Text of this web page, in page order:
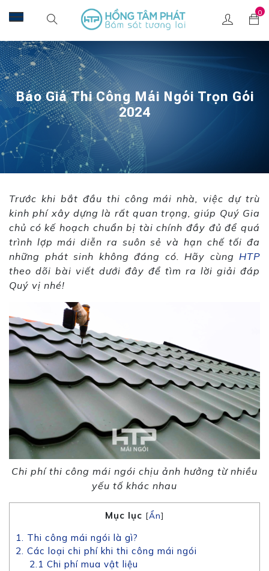
0
Báo Giá Thi Công Mái Ngói Trọn Gói
2024
Trước khi bắt đầu thi công mái nhà, việc dự trù
kinh phí xây dựng là rất quan trọng, giúp Quý Gia
chủ có kế hoạch chuẩn bị tài chính đầy đủ để quá
trình lợp mái diễn ra suôn sẻ và hạn chế tối đa
những phát sinh không đáng có. Hãy cùng HTP
theo dõi bài viết dưới đây để tìm ra lời giải đáp
Quý vị nhé!
Chi phí thi công mái ngói chịu ảnh hưởng từ nhiều
yếu tố khác nhau
Mục lục [Ẩn]
1. Thi công mái ngói là gì?
2. Các loại chi phí khi thi công mái ngói
2.1 Chi phí mua vật liệu